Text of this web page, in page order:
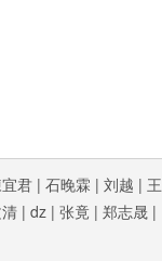
君 | 石晚霖 | 刘越 | 王
| dz | 张竟 | 郑志晟 |